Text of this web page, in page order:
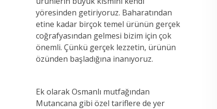
yöresinden getiriyoruz. Baharatından
etine kadar birçok temel ürünün gerçek
coğrafyasından gelmesi bizim için çok
önemli. Çünkü gerçek lezzetin, ürünün
özünden başladığına inanıyoruz.
Ek olarak Osmanlı mutfağından
Mutancana gibi özel tariflere de yer